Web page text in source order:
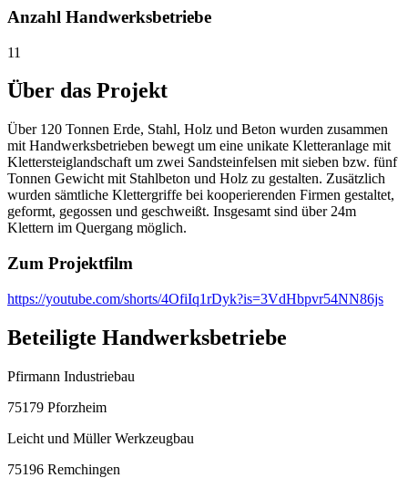
Anzahl Handwerksbetriebe
11
Über das Projekt
Über 120 Tonnen Erde, Stahl, Holz und Beton wurden zusammen
mit Handwerksbetrieben bewegt um eine unikate Kletteranlage mit
Klettersteiglandschaft um zwei Sandsteinfelsen mit sieben bzw. fünf
Tonnen Gewicht mit Stahlbeton und Holz zu gestalten. Zusätzlich
wurden sämtliche Klettergriffe bei kooperierenden Firmen gestaltet,
geformt, gegossen und geschweißt. Insgesamt sind über 24m
Klettern im Quergang möglich.
Zum Projektfilm
https://youtube.com/shorts/4OfiIq1rDyk?is=3VdHbpvr54NN86js
Beteiligte Handwerksbetriebe
Pfirmann Industriebau
75179 Pforzheim
Leicht und Müller Werkzeugbau
75196 Remchingen